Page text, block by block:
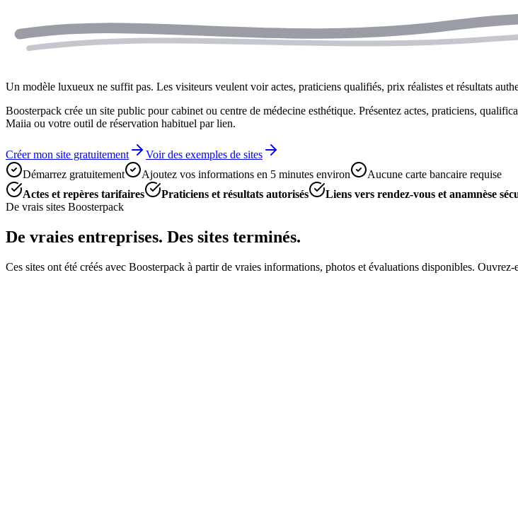
Un modèle luxueux ne suffit pas. Les visiteurs veulent voir actes, praticiens qualifiés, prix réalistes et résultats
Boosterpack crée un site public pour cabinet ou centre de médecine esthétique. Présentez actes, praticiens,
Maiia ou votre outil de réservation habituel par lien.
Créer mon site gratuitement
Voir des exemples de sites
Démarrez gratuitement
Ajoutez vos informations en 5 minutes environ
Aucune carte bancaire requise
Actes et repères tarifaires
Praticiens et résultats autorisés
Liens vers rendez-vous et anamnèse
De vrais sites Boosterpack
De vraies entreprises. Des sites terminés.
Ces sites ont été créés avec Boosterpack à partir de vraies informations, photos et évaluations disponibles.